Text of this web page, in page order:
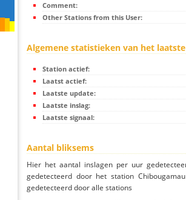
Comment:
Other Stations from this User:
Algemene statistieken van het
Station actief:
Laatst actief:
Laatste update:
Laatste inslag:
Laatste signaal:
Aantal bliksems
Hier het aantal inslagen per uur
gedetecteerd door het station
gedetecteerd door alle stations